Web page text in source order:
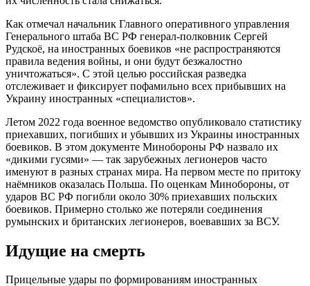
Как отмечал начальник Главного оперативного управления
Генерального штаба ВС РФ генерал-полковник Сергей
Рудскоё, на иностранных боевиков «не распространяются
правила ведения войны, и они будут безжалостно
уничтожаться». С этой целью российская разведка
отслеживает и фиксирует пофамильно всех прибывших на
Украину иностранных «специалистов».
Летом 2022 года военное ведомство опубликовало статистику
приехавших, погибших и убывших из Украины иностранных
боевиков. В этом документе Минобороны РФ назвало их
«дикими гусями» — так зарубежных легионеров часто
именуют в разных странах мира. На первом месте по притоку
наёмников оказалась Польша. По оценкам Минобороны, от
ударов ВС РФ погибли около 30% приехавших польских
боевиков. Примерно столько же потеряли соединения
румынских и британских легионеров, воевавших за ВСУ.
Идущие на смерть
Прицельные удары по формированиям иностранных